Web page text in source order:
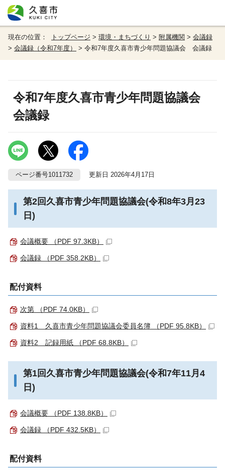
現在の位置： トップページ > 環境・まちづくり > 附属機関 > 会議録
> 会議録（令和7年度） > 令和7年度久喜市青少年問題協議会 会議録
令和7年度久喜市青少年問題協議会
会議録
ページ番号1011732 更新日 2026年4月17日
第2回久喜市青少年問題協議会(令和8年3月23
日)
会議概要 （PDF 97.3KB）
会議録 （PDF 358.2KB）
配付資料
次第 （PDF 74.0KB）
資料1 久喜市青少年問題協議会委員名簿 （PDF 95.8KB）
資料2 記録用紙 （PDF 68.8KB）
第1回久喜市青少年問題協議会(令和7年11月4
日)
会議概要 （PDF 138.8KB）
会議録 （PDF 432.5KB）
配付資料